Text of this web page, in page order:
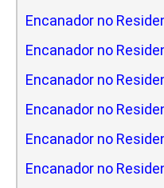
Encanador no
Encanador no
Encanador no
Encanador no
Encanador no
Encanador no